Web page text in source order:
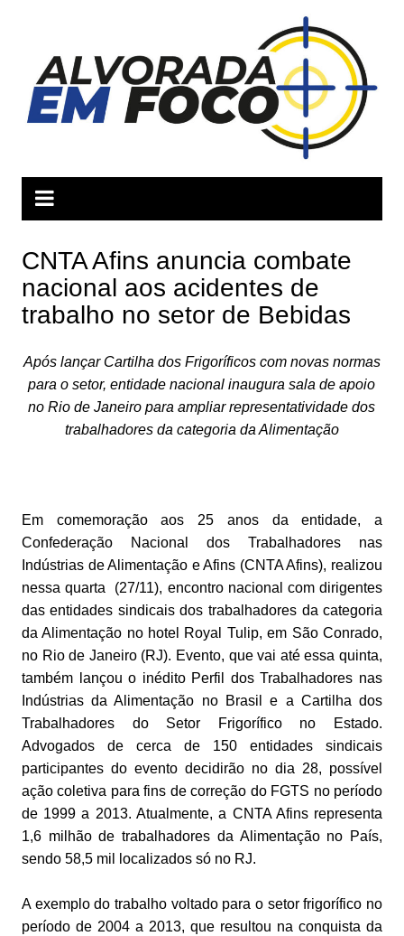
conteúdo
CNTA Afins anuncia combate
nacional aos acidentes de
trabalho no setor de Bebidas
Após lançar Cartilha dos Frigoríficos com novas normas
para o setor, entidade nacional inaugura sala de apoio
no Rio de Janeiro para ampliar representatividade dos
trabalhadores da categoria da Alimentação
Em comemoração aos 25 anos da entidade, a
Confederação Nacional dos Trabalhadores nas
Indústrias de Alimentação e Afins (CNTA Afins), realizou
nessa quarta (27/11), encontro nacional com dirigentes
das entidades sindicais dos trabalhadores da categoria
da Alimentação no hotel Royal Tulip, em São Conrado,
no Rio de Janeiro (RJ). Evento, que vai até essa quinta,
também lançou o inédito Perfil dos Trabalhadores nas
Indústrias da Alimentação no Brasil e a Cartilha dos
Trabalhadores do Setor Frigorífico no Estado.
Advogados de cerca de 150 entidades sindicais
participantes do evento decidirão no dia 28, possível
ação coletiva para fins de correção do FGTS no período
de 1999 a 2013. Atualmente, a CNTA Afins representa
1,6 milhão de trabalhadores da Alimentação no País,
sendo 58,5 mil localizados só no RJ.
A exemplo do trabalho voltado para o setor frigorífico no
período de 2004 a 2013, que resultou na conquista da